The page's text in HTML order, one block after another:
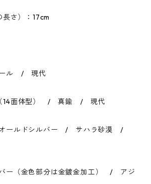
さ）：17cm
ル / 現代
（14面体型） / 真鍮 / 現代
ールドシルバー / サハラ砂漠 /
ー（金色部分は金鍍金加工） / アジ